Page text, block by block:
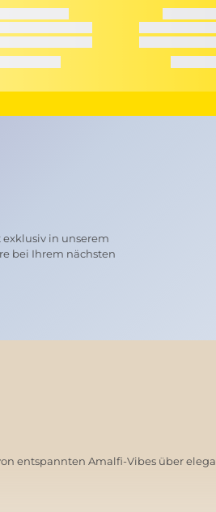
exklusiv in unserem
bei Ihrem nächsten
entspannten Amalfi-Vibes über